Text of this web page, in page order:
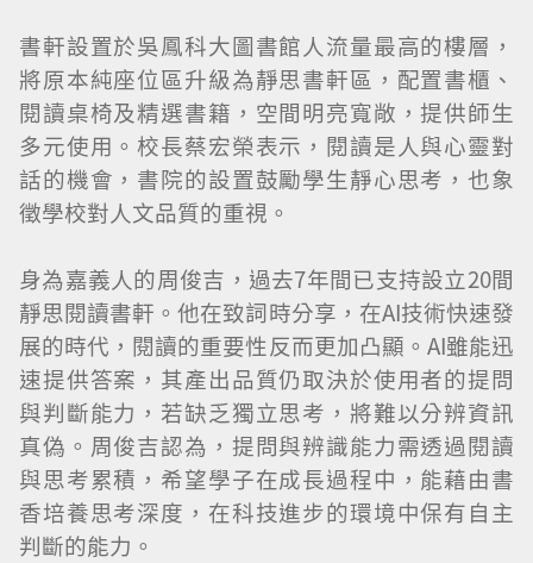
書軒設置於吳鳳科大圖書館人流量最高的樓層，
將原本純座位區升級為靜思書軒區，配置書櫃、
閱讀桌椅及精選書籍，空間明亮寬敞，提供師生
多元使用。校長蔡宏榮表示，閱讀是人與心靈對
話的機會，書院的設置鼓勵學生靜心思考，也象
徵學校對人文品質的重視。
身為嘉義人的周俊吉，過去7年間已支持設立20間
靜思閱讀書軒。他在致詞時分享，在AI技術快速發
展的時代，閱讀的重要性反而更加凸顯。AI雖能迅
速提供答案，其產出品質仍取決於使用者的提問
與判斷能力，若缺乏獨立思考，將難以分辨資訊
真偽。周俊吉認為，提問與辨識能力需透過閱讀
與思考累積，希望學子在成長過程中，能藉由書
香培養思考深度，在科技進步的環境中保有自主
判斷的能力。